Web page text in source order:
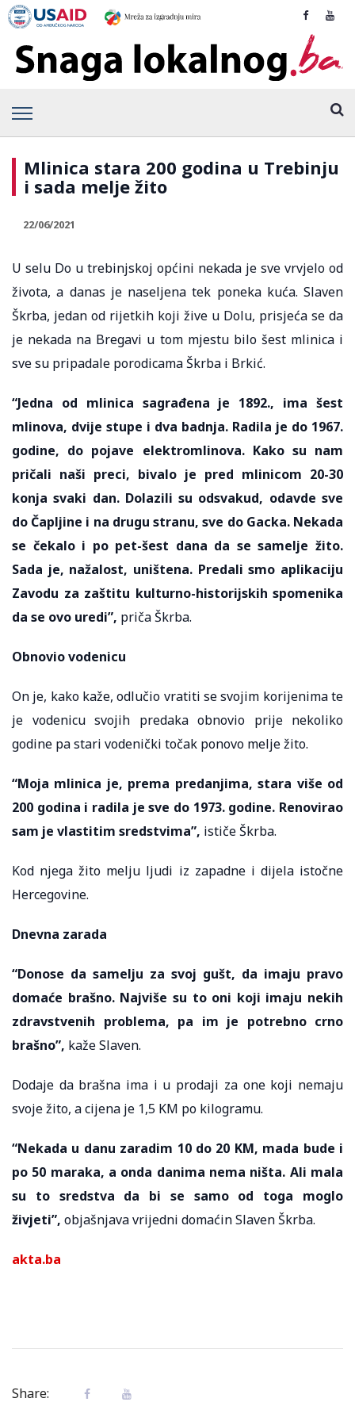
Mlinica stara 200 godina u Trebinju
i sada melje žito
22/06/2021
U selu Do u trebinjskoj općini nekada je sve vrvjelo od
života, a danas je naseljena tek poneka kuća. Slaven
Škrba, jedan od rijetkih koji žive u Dolu, prisjeća se da
je nekada na Bregavi u tom mjestu bilo šest mlinica i
sve su pripadale porodicama Škrba i Brkić.
“Jedna od mlinica sagrađena je 1892., ima šest
mlinova, dvije stupe i dva badnja. Radila je do 1967.
godine, do pojave elektromlinova. Kako su nam
pričali naši preci, bivalo je pred mlinicom 20-30
konja svaki dan. Dolazili su odsvakud, odavde sve
do Čapljine i na drugu stranu, sve do Gacka. Nekada
se čekalo i po pet-šest dana da se samelje žito.
Sada je, nažalost, uništena. Predali smo aplikaciju
Zavodu za zaštitu kulturno-historijskih spomenika
da se ovo uredi”, priča Škrba.
Obnovio vodenicu
On je, kako kaže, odlučio vratiti se svojim korijenima te
je vodenicu svojih predaka obnovio prije nekoliko
godine pa stari vodenički točak ponovo melje žito.
“Moja mlinica je, prema predanjima, stara više od
200 godina i radila je sve do 1973. godine. Renovirao
sam je vlastitim sredstvima”, ističe Škrba.
Kod njega žito melju ljudi iz zapadne i dijela istočne
Hercegovine.
Dnevna zarada
“Donose da samelju za svoj gušt, da imaju pravo
domaće brašno. Najviše su to oni koji imaju nekih
zdravstvenih problema, pa im je potrebno crno
brašno”, kaže Slaven.
Dodaje da brašna ima i u prodaji za one koji nemaju
svoje žito, a cijena je 1,5 KM po kilogramu.
“Nekada u danu zaradim 10 do 20 KM, mada bude i
po 50 maraka, a onda danima nema ništa. Ali mala
su to sredstva da bi se samo od toga moglo
živjeti”, objašnjava vrijedni domaćin Slaven Škrba.
akta.ba
Share: